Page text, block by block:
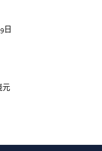
日
元